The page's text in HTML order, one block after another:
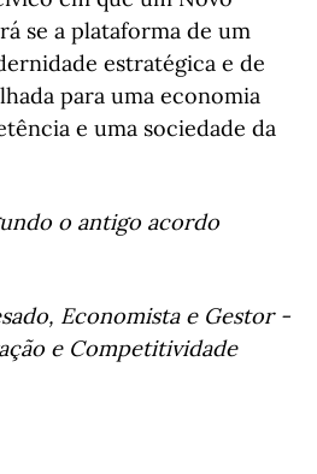
se a plataforma de um
estratégica e de
para uma economia
e uma sociedade da
o antigo acordo
Economista e Gestor -
e Competitividade